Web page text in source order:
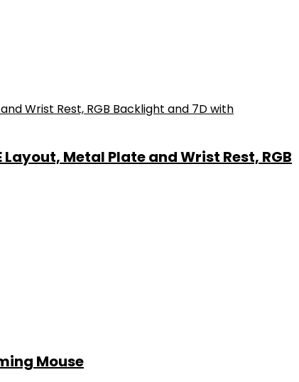
Metal Plate and Wrist Rest, RGB
Mouse